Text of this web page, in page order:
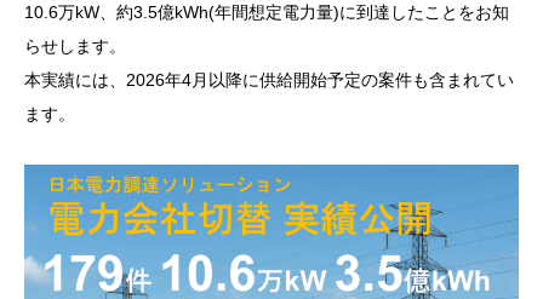
10.6万kW、約3.5億kWh(年間想定電力量)に到達したことをお知
らせします。
本実績には、2026年4月以降に供給開始予定の案件も含まれてい
ます。